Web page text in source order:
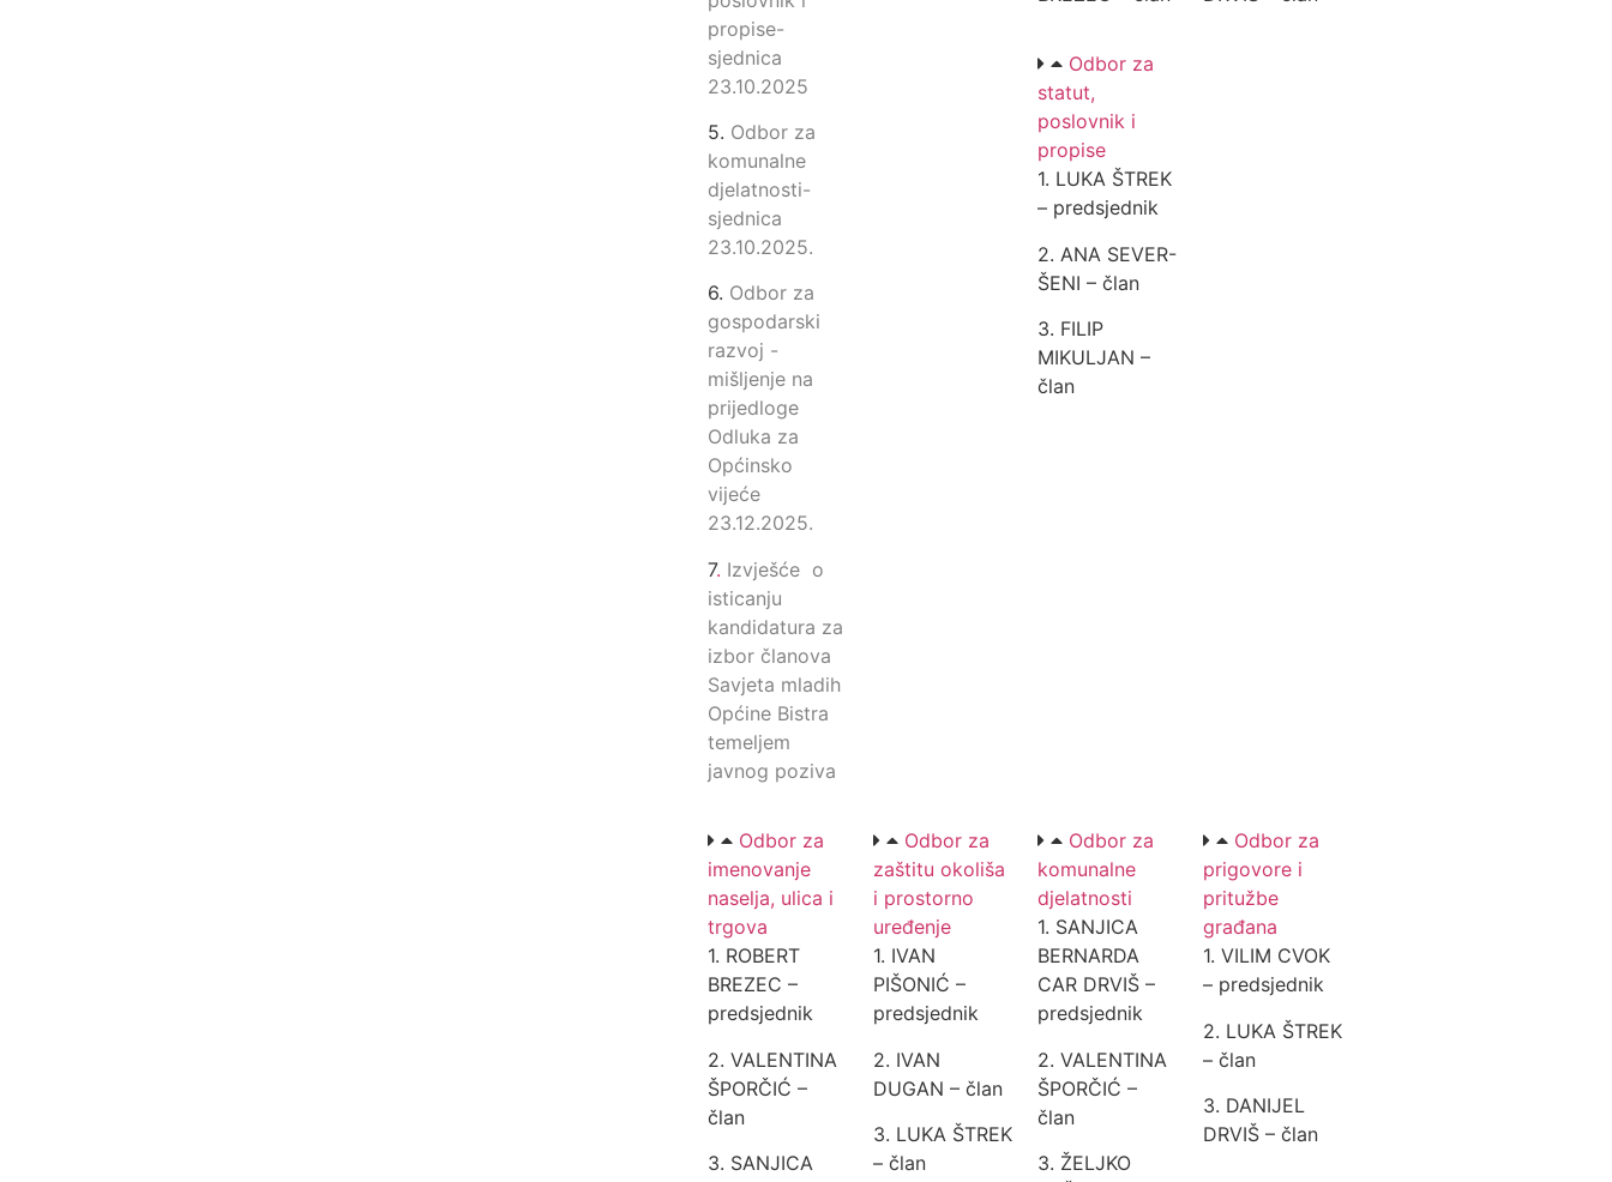
propise-
sjednica
23.10.2025
5. Odbor za
komunalne
djelatnosti-
sjednica
23.10.2025.
6. Odbor za
gospodarski
razvoj -
mišljenje na
prijedloge
Odluka za
Općinsko
vijeće
23.12.2025.
7. Izvješće o
isticanju
kandidatura za
izbor članova
Savjeta mladih
Općine Bistra
temeljem
javnog poziva
Odbor za
statut,
poslovnik i
propise
1. LUKA ŠTREK
– predsjednik
2. ANA SEVER-
ŠENI – član
3. FILIP
MIKULJAN –
član
Odbor za
imenovanje
naselja, ulica i
trgova
1. ROBERT
BREZEC –
predsjednik
2. VALENTINA
ŠPORČIĆ –
član
3. SANJICA
Odbor za
zaštitu okoliša
i prostorno
uređenje
1. IVAN
PIŠONIĆ –
predsjednik
2. IVAN
DUGAN – član
3. LUKA ŠTREK
– član
Odbor za
komunalne
djelatnosti
1. SANJICA
BERNARDA
CAR DRVIŠ –
predsjednik
2. VALENTINA
ŠPORČIĆ –
član
3. ŽELJKO
Odbor za
prigovore i
pritužbe
građana
1. VILIM CVOK
– predsjednik
2. LUKA ŠTREK
– član
3. DANIJEL
DRVIŠ – član